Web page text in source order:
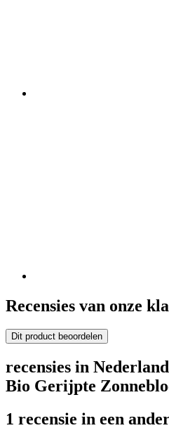
Recensies van onze
Dit product beoordelen
recensies in
Bio Gerijpte
1 recensie in een